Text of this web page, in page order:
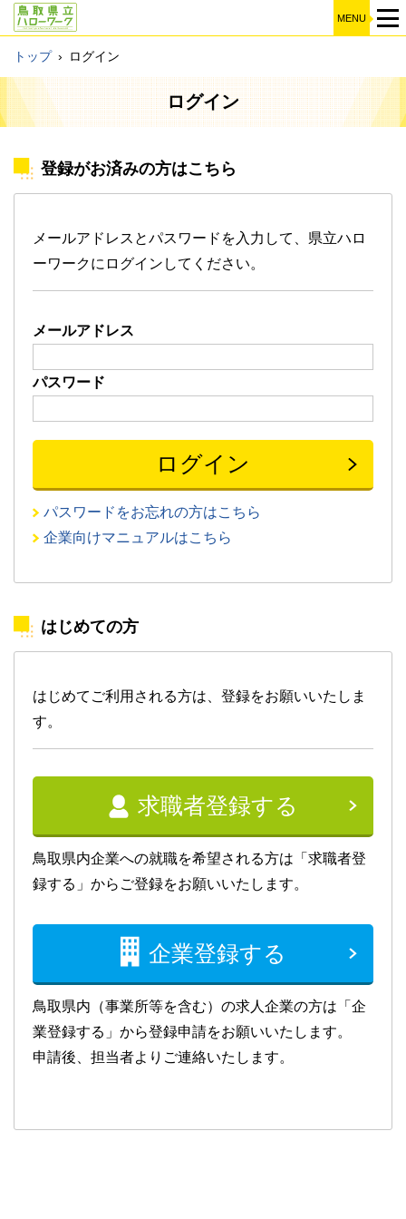
MENU
トップ › ログイン
ログイン
登録がお済みの方はこちら
メールアドレスとパスワードを入力して、県立ハロ
ーワークにログインしてください。
メールアドレス
パスワード
パスワードをお忘れの方はこちら
企業向けマニュアルはこちら
はじめての方
はじめてご利用される方は、登録をお願いいたしま
す。
求職者登録する
鳥取県内企業への就職を希望される方は「求職者登
録する」からご登録をお願いいたします。
企業登録する
鳥取県内（事業所等を含む）の求人企業の方は「企
業登録する」から登録申請をお願いいたします。
申請後、担当者よりご連絡いたします。